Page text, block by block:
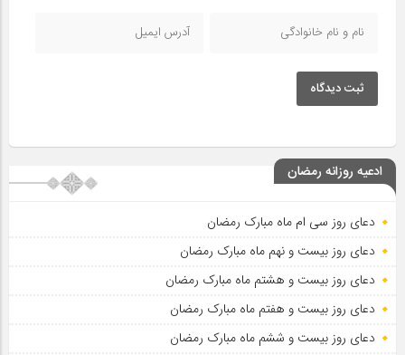
ثبت دیدگاه
ادعیه روزانه رمضان
دعای روز سی ام ماه مبارک رمضان
دعای روز بیست و نهم ماه مبارک رمضان
دعای روز بیست و هشتم ماه مبارک رمضان
دعای روز بیست و هفتم ماه مبارک رمضان
دعای روز بیست و ششم ماه مبارک رمضان